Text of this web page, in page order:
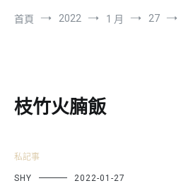
首頁 2022 1 月 27
枝竹火腩飯
私記事
SHY 2022-01-27